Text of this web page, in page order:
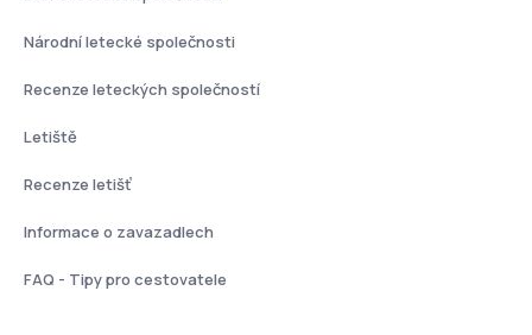
Národní letecké společnosti
Recenze leteckých společností
Letiště
Recenze letišť
Informace o zavazadlech
FAQ - Tipy pro cestovatele